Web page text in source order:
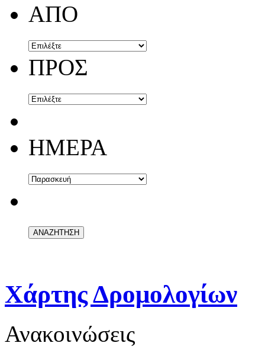
ΑΠΟ
ΠΡΟΣ
ΗΜΕΡΑ
Χάρτης Δρομολογίων
Ανακοινώσεις